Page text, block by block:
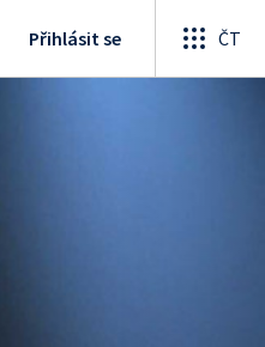
Přihlásit se ČT